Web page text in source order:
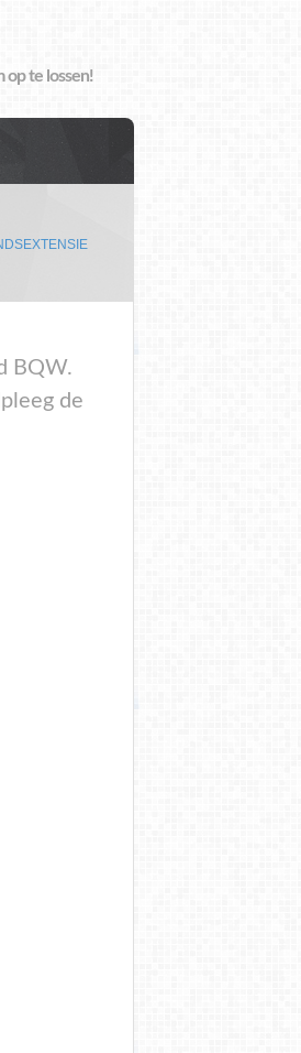
op te lossen!
BQW.
de